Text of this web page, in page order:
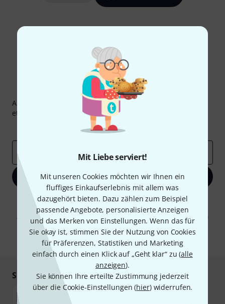
Mit Liebe serviert!
Mit unseren Cookies möchten wir Ihnen ein
fluffiges Einkaufserlebnis mit allem was
dazugehört bieten. Dazu zählen zum Beispiel
passende Angebote, personalisierte Anzeigen
und das Merken von Einstellungen. Wenn das für
Sie okay ist, stimmen Sie der Nutzung von Cookies
für Präferenzen, Statistiken und Marketing
einfach durch einen Klick auf „Geht klar“ zu (alle
anzeigen).
Sie können Ihre erteilte Zustimmung jederzeit
über die Cookie-Einstellungen (hier) widerrufen.
Thomann Newsletter
Abonniere den Thomann Newsletter und gewinne mit
etwas Glück einen von50 Gutscheinen
Inspirierende Beiträge
Deals
Jetzt anmelden
Mit Klick auf „Jetzt anmelden“ stimmen Sie dem Erhalt von E-Mail-
Werbung und einer Messung des E-Mail-Nutzungsverhaltens zu. Die
Abmeldung ist jederzeit möglich. Weitere Informationen finden Sie in
unserenDatenschutzhinweisen.
* Pflichtfeld
Sicher einkaufen & bezahlen